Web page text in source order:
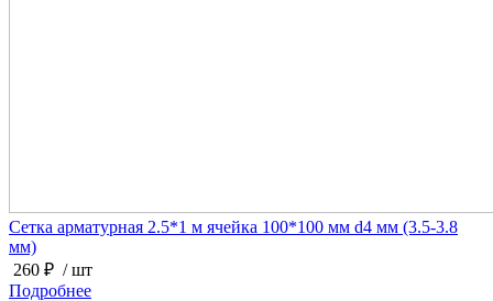
Сетка арматурная 2.5*1 м ячейка 100*100 мм d4 мм (3.5-3.8
мм)
260 ₽ / шт
Подробнее